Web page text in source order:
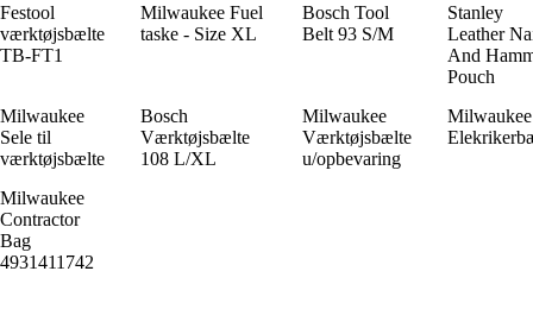
Festool
værktøjsbælte
TB-FT1
Milwaukee Fuel
taske - Size XL
Bosch Tool
Belt 93 S/M
Stanley
Leather
And
Pouch
Milwaukee
Sele til
værktøjsbælte
Bosch
Værktøjsbælte
108 L/XL
Milwaukee
Værktøjsbælte
u/opbevaring
Milwaukee
Milwaukee
Contractor
Bag
4931411742